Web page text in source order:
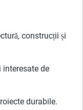
construcții și
interesate de
durabile.